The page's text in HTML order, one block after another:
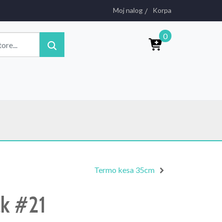
Moj nalog Korpa
0
Termo kesa 35cm
#21